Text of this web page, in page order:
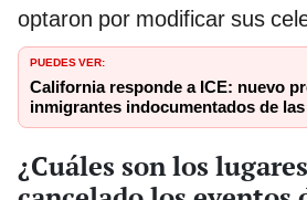
optaron por modificar sus
PUEDES VER:
California responde a ICE: nuevo
inmigrantes indocumentados de
¿Cuáles son los